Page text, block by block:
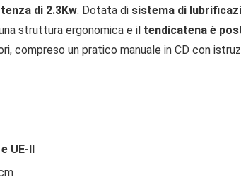
di 2.3Kw. Dotata di sistema di
struttura ergonomica e il tendicatena è
compreso un pratico manuale in CD con
UE-II